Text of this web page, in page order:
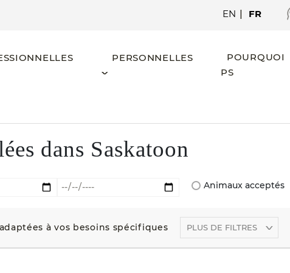
EN | FR
PERSONNELLES
POURQUOI
PS
dans Saskatoon
à vos besoins spécifiques PLUS DE FILTRES
Animaux acceptés